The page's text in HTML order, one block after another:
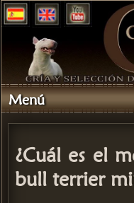
Menú
¿Cuál es el
bull terrier